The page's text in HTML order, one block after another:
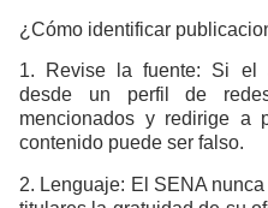
¿Cómo identificar
1. Revise la fuente: Si el
desde un perfil de
mencionados y redirige a
contenido puede ser falso.
2. Lenguaje: El SENA